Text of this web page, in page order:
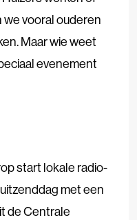
we vooral ouderen
Maar wie weet
evenement
start lokale radio-
met een
de Centrale